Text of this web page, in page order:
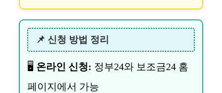
📌 신청 방법 정리
🖥️ 온라인 신청: 정부24와 보조금24 홈
페이지에서 가능